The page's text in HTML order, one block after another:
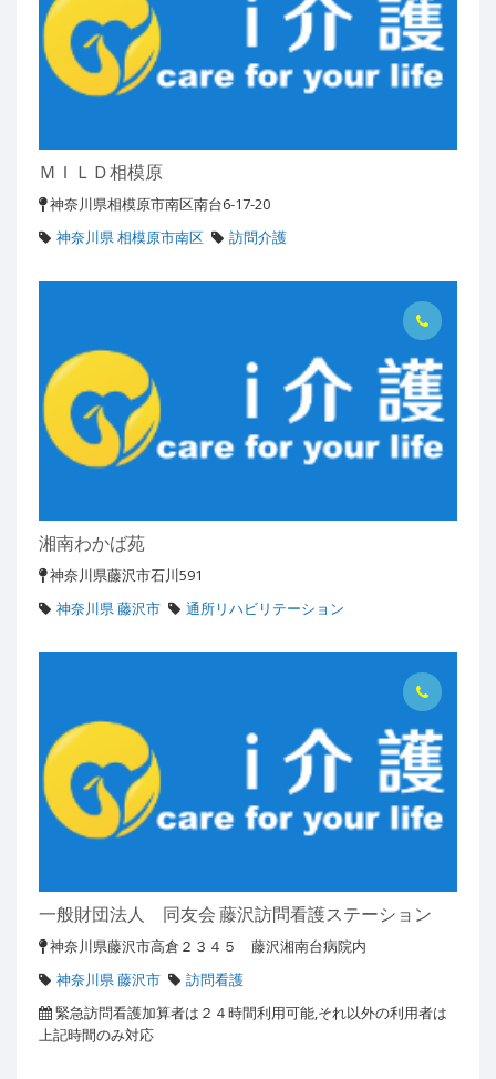
ＭＩＬＤ相模原
神奈川県相模原市南区南台6-17-20
神奈川県 相模原市南区
訪問介護
湘南わかば苑
神奈川県藤沢市石川591
神奈川県 藤沢市
通所リハビリテーション
一般財団法人 同友会 藤沢訪問看護ステーション
神奈川県藤沢市高倉２３４５ 藤沢湘南台病院内
神奈川県 藤沢市
訪問看護
緊急訪問看護加算者は２４時間利用可能,それ以外の利用者は
上記時間のみ対応